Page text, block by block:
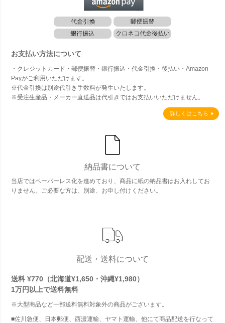
お支払い方法について
・クレジットカード・郵便振替・銀行振込・代金引換・後払い・Amazon
Payがご利用いただけます。
※代金引換は別途代引き手数料が発生いたします。
※受注生産品・メーカー直送品は代引きではお支払いいただけません。
詳しくはこちら
納品書について
当店ではペーパーレス化を進めており、商品に紙の納品書はお入れしてお
りません。ご必要な方は、別途、お申し付けください。
配送・送料について
送料 ¥770（北海道¥1,650・沖縄¥1,980）
1万円以上で送料無料
※大型商品など一部送料無料対象外の商品がございます。
■佐川急便、日本郵便、西濃運輸、ヤマト運輸、他にて商品配送を行なって